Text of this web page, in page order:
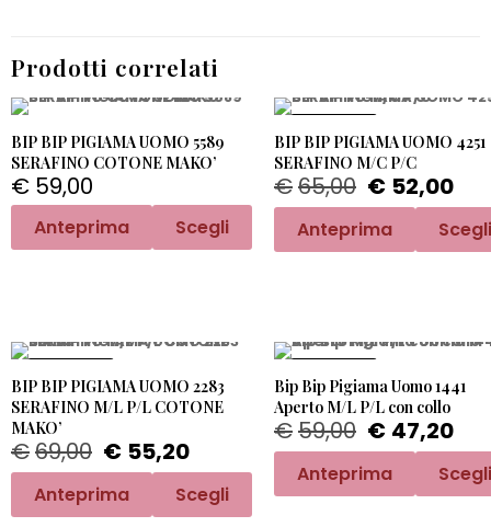
Prodotti correlati
BIP BIP PIGIAMA UOMO 5589
SERAFINO COTONE MAKO’
€ 59,00
Anteprima Scegli
BIP BIP PIGIAMA UOMO 4251
SERAFINO M/C P/C
€65,00 € 52,00
Anteprima Scegli
BIP BIP PIGIAMA UOMO 2283
SERAFINO M/L P/L COTONE
MAKO’
€69,00 € 55,20
Anteprima Scegli
Bip Bip Pigiama Uomo 1441
Aperto M/L P/L con collo
€59,00 € 47,20
Anteprima Scegli